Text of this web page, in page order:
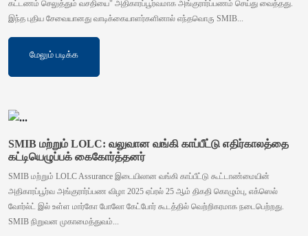
கட்டணம் செலுத்தும் வசதியை" அதிகாரப்பூர்வமாக அங்குரார்ப்பணம் செய்து வைத்தது.
இந்த புதிய சேவையானது வாடிக்கையாளர்களினால் எந்தவொரு SMIB...
மேலும் படிக்க
SMIB மற்றும் LOLC: வலுவான வங்கி காப்பீட்டு எதிர்காலத்தை
கட்டியெழுப்பக் கைகோர்த்தனர்
SMIB மற்றும் LOLC Assurance இடையிலான வங்கி காப்பீட்டு கூட்டாண்மையின்
அதிகாரப்பூர்வ அங்குரார்ப்பண விழா 2025 ஏப்ரல் 25 ஆம் திகதி கொழும்பு, எக்ஸெல்
வோர்ல்ட் இல் உள்ள மார்கோ போலோ கேட்போர் கூடத்தில் வெற்றிகரமாக நடைபெற்றது.
SMIB நிறுவன முகாமைத்துவம்...